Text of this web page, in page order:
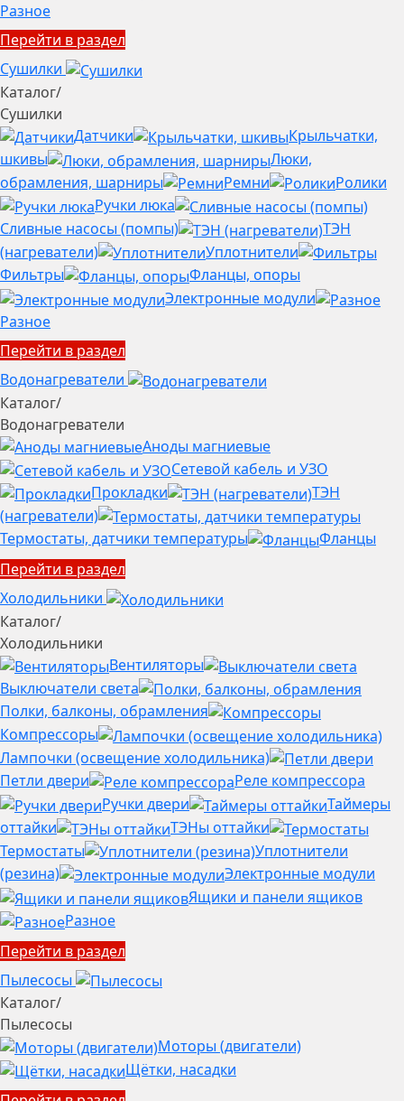
Разное
Перейти в раздел
Сушилки
Каталог/
Сушилки
Датчики
Крыльчатки,
шкивы
Люки,
обрамления, шарниры
Ремни
Ролики
Ручки люка
Сливные насосы (помпы)
ТЭН
(нагреватели)
Уплотнители
Фильтры
Фланцы, опоры
Электронные модули
Разное
Перейти в раздел
Водонагреватели
Каталог/
Водонагреватели
Аноды магниевые
Сетевой кабель и УЗО
Прокладки
ТЭН
(нагреватели)
Термостаты, датчики температуры
Фланцы
Перейти в раздел
Холодильники
Каталог/
Холодильники
Вентиляторы
Выключатели света
Полки, балконы, обрамления
Компрессоры
Лампочки (освещение холодильника)
Петли двери
Реле компрессора
Ручки двери
Таймеры
оттайки
ТЭНы оттайки
Термостаты
Уплотнители
(резина)
Электронные модули
Ящики и панели ящиков
Разное
Перейти в раздел
Пылесосы
Каталог/
Пылесосы
Моторы (двигатели)
Щётки, насадки